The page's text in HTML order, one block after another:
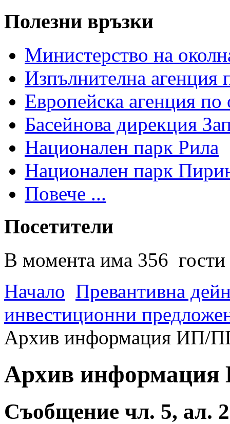
Полезни връзки
Министерство на
Изпълнителна агенция
Европейска агенция по
Басейнова дирекция
Национален парк Рила
Национален парк
Повече ...
Посетители
В момента има 356 гости
Начало Превантивна
инвестиционни
Архив информация ИП/
Архив
Съобщение чл. 5, ал.